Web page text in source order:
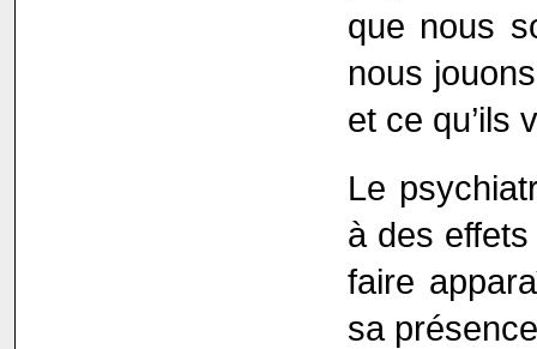
que nous
nous
et ce qu’ils
Le
à des
faire
sa